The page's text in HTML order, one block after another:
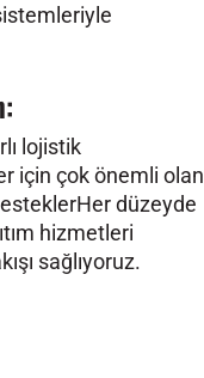
lojistik
için çok önemli olan
düzeyde
hizmetleri
sağlıyoruz.